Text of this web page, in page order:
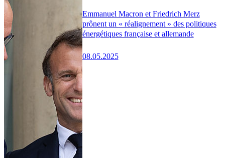
Emmanuel Macron et Friedrich Merz
prônent un « réalignement » des politiques
énergétiques française et allemande
08.05.2025